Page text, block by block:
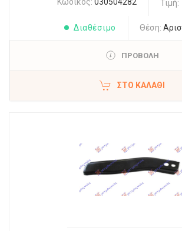
Τιμή:
Διαθέσιμο Θέση:
ΠΡΟΒΟΛΗ
ΣΤΟ ΚΑΛΆΘΙ